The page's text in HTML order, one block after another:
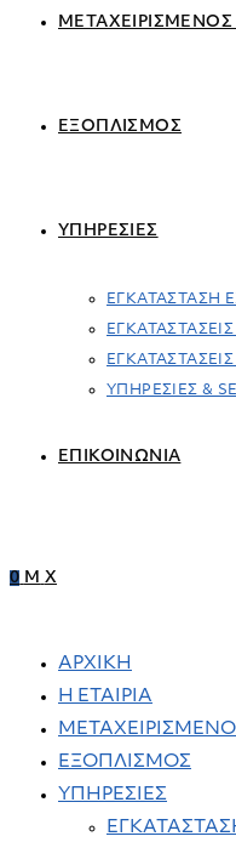
ΕΞΟΠΛΙΣΜΟΣ
ΥΠΗΡΕΣΙΕΣ
ΕΓΚΑΤΑΣΤΑΣΗ
ΥΠΗΡΕΣΙΕΣ &
ΕΠΙΚΟΙΝΩΝΙΑ
0 M X
ΑΡΧΙΚΗ
Η ΕΤΑΙΡΙΑ
ΕΞΟΠΛΙΣΜΟΣ
ΥΠΗΡΕΣΙΕΣ